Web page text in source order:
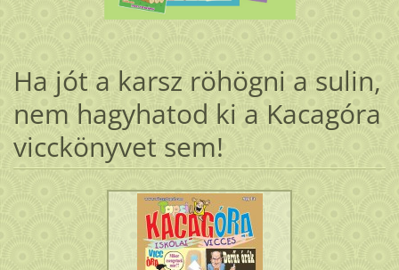
Ha jót a karsz röhögni a sulin,
nem hagyhatod ki a Kacagóra
vicckönyvet sem!